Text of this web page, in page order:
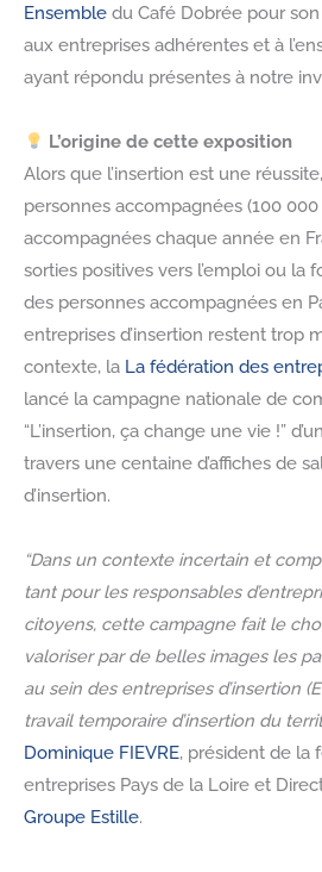
Ensemble du Café Dobrée pour
aux entreprises adhérentes et à
ayant répondu présentes à notre
L’origine de cette exposition
Alors que l’insertion est une
personnes accompagnées (100
accompagnées chaque année en
sorties positives vers l’emploi ou la
des personnes accompagnées en
entreprises d’insertion restent trop
contexte, la La fédération des
lancé la campagne nationale de
“L’insertion, ça change une vie !”
travers une centaine d’affiches de
d’insertion.
“Dans un contexte incertain et
tant pour les responsables
citoyens, cette campagne fait le
valoriser par de belles images les
au sein des entreprises d’insertion
travail temporaire d’insertion du
Dominique FIEVRE, président de la
entreprises Pays de la Loire et
Groupe Estille.